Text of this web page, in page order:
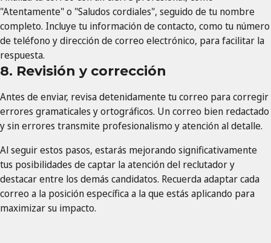
"Atentamente" o "Saludos cordiales", seguido de tu nombre
completo. Incluye tu información de contacto, como tu número
de teléfono y dirección de correo electrónico, para facilitar la
respuesta.
8. Revisión y corrección
Antes de enviar, revisa detenidamente tu correo para corregir
errores gramaticales y ortográficos. Un correo bien redactado
y sin errores transmite profesionalismo y atención al detalle.
Al seguir estos pasos, estarás mejorando significativamente
tus posibilidades de captar la atención del reclutador y
destacar entre los demás candidatos. Recuerda adaptar cada
correo a la posición específica a la que estás aplicando para
maximizar su impacto.